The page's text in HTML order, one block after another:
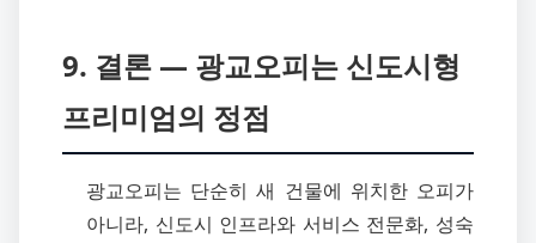
9. 결론 ― 광교오피는 신도시형
프리미엄의 정점
광교오피는 단순히 새 건물에 위치한 오피가
아니라, 신도시 인프라와 서비스 전문화, 성숙